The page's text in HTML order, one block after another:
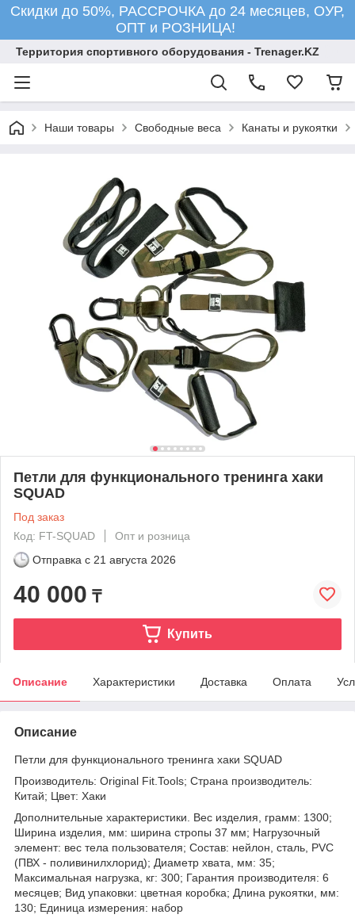
Скидки до 50%, РАССРОЧКА до 24 месяцев, ОУР,
ОПТ и РОЗНИЦА!
Территория спортивного оборудования - Trenager.KZ
Наши товары Свободные веса Канаты и рукоятки
Петли для функционального тренинга хаки
SQUAD
Под заказ
Код: FT-SQUAD
Опт и розница
Отправка с 21 августа 2026
40 000 ₸
Купить
Описание Характеристики Доставка Оплата
Описание
Петли для функционального тренинга хаки SQUAD
Производитель: Original Fit.Tools; Страна производитель:
Китай; Цвет: Хаки
Дополнительные характеристики. Вес изделия, грамм: 1300;
Ширина изделия, мм: ширина стропы 37 мм; Нагрузочный
элемент: вес тела пользователя; Состав: нейлон, сталь, PVC
(ПВХ - поливинилхлорид); Диаметр хвата, мм: 35;
Максимальная нагрузка, кг: 300; Гарантия производителя: 6
месяцев; Вид упаковки: цветная коробка; Длина рукоятки, мм:
130; Единица измерения: набор